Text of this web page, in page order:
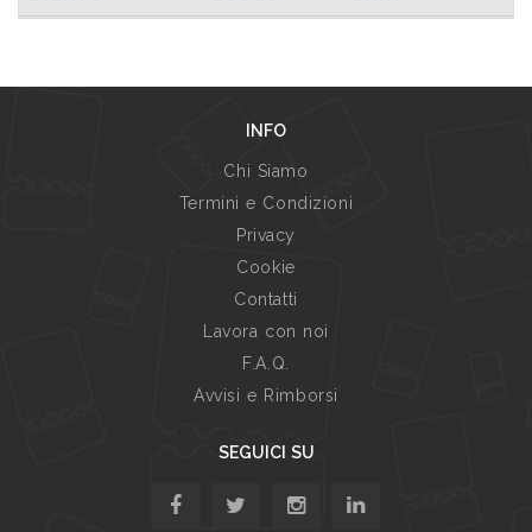
INFO
Chi Siamo
Termini e Condizioni
Privacy
Cookie
Contatti
Lavora con noi
F.A.Q.
Avvisi e Rimborsi
SEGUICI SU